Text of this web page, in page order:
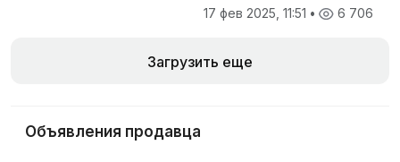
17 фев 2025, 11:51 • 6 706
Загрузить еще
Объявления продавца